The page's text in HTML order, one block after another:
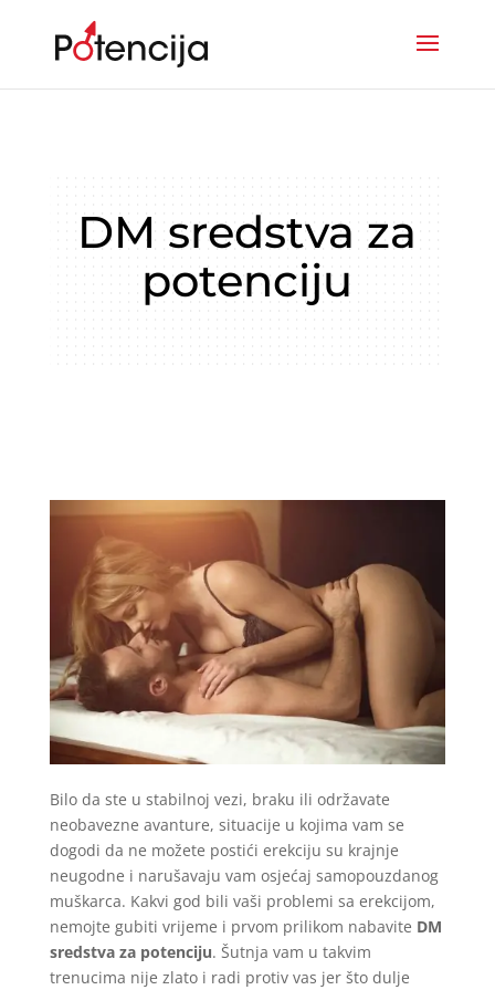
DM sredstva za
potenciju
Bilo da ste u stabilnoj vezi, braku ili održavate
neobavezne avanture, situacije u kojima vam se
dogodi da ne možete postići erekciju su krajnje
neugodne i narušavaju vam osjećaj samopouzdanog
muškarca. Kakvi god bili vaši problemi sa erekcijom,
nemojte gubiti vrijeme i prvom prilikom nabavite DM
sredstva za potenciju. Šutnja vam u takvim
trenucima nije zlato i radi protiv vas jer što dulje